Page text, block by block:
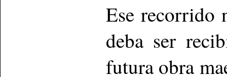
Ese recorrido
deba ser
futura obra